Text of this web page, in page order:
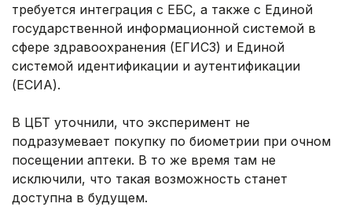
требуется интеграция с ЕБС, а также с Единой
государственной информационной системой в
сфере здравоохранения (ЕГИСЗ) и Единой
системой идентификации и аутентификации
(ЕСИА).
В ЦБТ уточнили, что эксперимент не
подразумевает покупку по биометрии при очном
посещении аптеки. В то же время там не
исключили, что такая возможность станет
доступна в будущем.